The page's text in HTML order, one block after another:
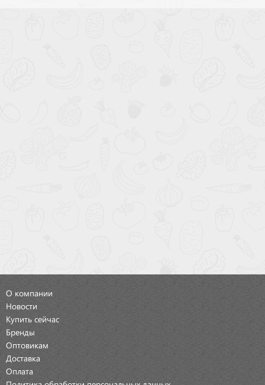
О компании
Новости
Купить сейчас
Бренды
Оптовикам
Доставка
Оплата
Политика обработки персональных данных